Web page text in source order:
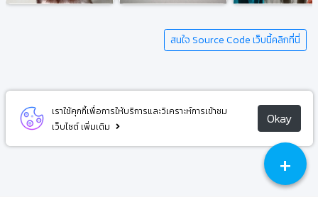
สนใจ Source Code เว็บนี้คลิกที่นี่
เราใช้คุกกี้เพื่อการให้บริการและวิเคราะห์การเข้าชม
เว็บไซต์ เพิ่มเติม Okay
+